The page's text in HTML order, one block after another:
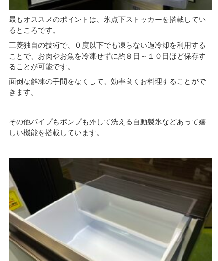
最もオススメのポイントは、氷点下ストッカーを搭載してい
るところです。
三菱独自の技術で、０度以下でも凍らない過冷却を利用する
ことで、お肉やお魚を冷凍せずに約８日～１０日ほど保存す
ることが可能です。
面倒な解凍の手間をなくして、効率良くお料理することがで
きます。
その他パイプもポンプも外して洗える自動製氷などあって嬉
しい機能を搭載しています。